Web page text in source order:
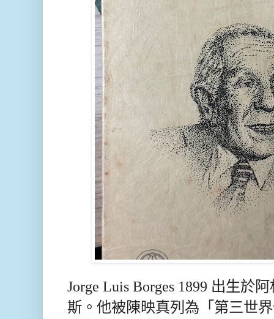
Jorge Luis Borges 1899 出生於
斯。他被陳映真列為「第三世